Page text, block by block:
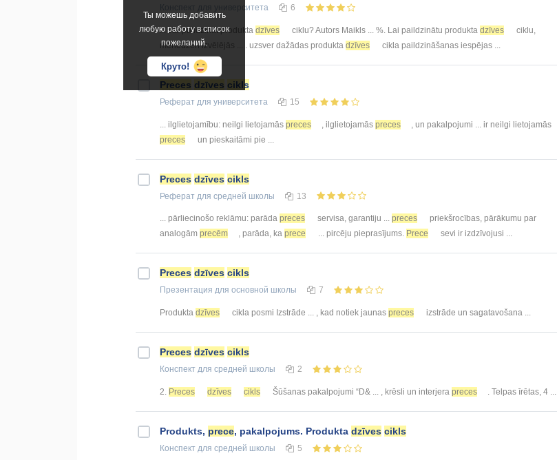
Ты можешь добавить
любую работу в список
пожеланий.
Круто!
для университета 6
... var paildzināt produkta dzīves ciklu? Autors Maikls ... %. Lai paildzinātu produkta dzīves
ciklu,
menedžeri izvēlējās ... . uzsver dažādas produkta dzīves cikla paildzināšanas iespējas ...
Preces dzīves cikls
Реферат для университета 15
... ilglietojamību: neilgi lietojamās preces , ilglietojamās preces
, un pakalpojumi ... ir neilgi lietojamās
preces
un pieskaitāmi pie ...
Preces dzīves cikls
Реферат для средней школы 13
... pārliecinošo reklāmu: parāda preces servisa, garantiju ... preces
priekšrocības, pārākumu par
analogām precēm , parāda, ka prece ... pircēju pieprasījums. Prece sevi ir izdzīvojusi ...
Preces dzīves cikls
Презентация для основной школы 7
Produkta dzīves cikla posmi Izstrāde ... , kad notiek jaunas preces izstrāde un sagatavošana ...
Preces dzīves cikls
Конспект для средней школы 2
2. Preces dzīves cikls Šūšanas pakalpojumi “D& ... , krēsli un interjera preces . Telpas īrētas, 4 ...
Produkts, prece, pakalpojums. Produkta dzīves cikls
Конспект для средней школы 5